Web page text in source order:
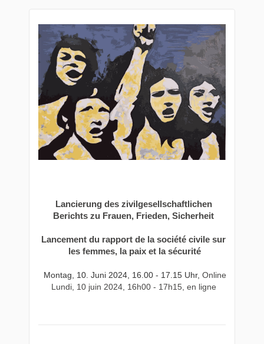
Lancierung des zivilgesellschaftlichen
Berichts zu Frauen, Frieden, Sicherheit
Lancement du rapport de la société civile sur
les femmes, la paix et la sécurité
Montag, 10. Juni 2024, 16.00 - 17.15 Uhr, Online
Lundi, 10 juin 2024, 16h00 - 17h15, en ligne